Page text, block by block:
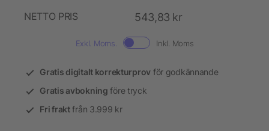
NETTO PRIS
543,83 kr
Exkl. Moms. Inkl. Moms
Gratis digitalt korrekturprov för godkännande
Gratis avbokning före tryck
Fri fraktfrån 3.999 kr